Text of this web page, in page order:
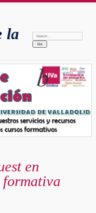
la
Search:
en
formativa